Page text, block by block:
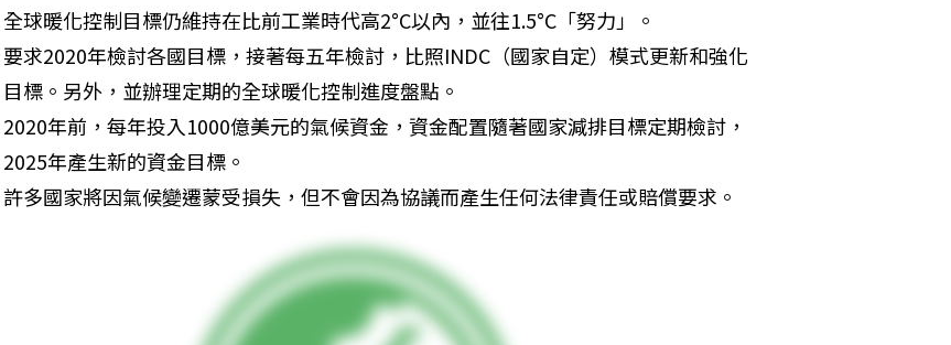
全球暖化控制目標仍維持在比前工業時代高2°C以內，並往1.5°C「努力」。
要求2020年檢討各國目標，接著每五年檢討，比照INDC（國家自定）模式更新和強化
目標。另外，並辦理定期的全球暖化控制進度盤點。
2020年前，每年投入1000億美元的氣候資金，資金配置隨著國家減排目標定期檢討，
2025年產生新的資金目標。
許多國家將因氣候變遷蒙受損失，但不會因為協議而產生任何法律責任或賠償要求。